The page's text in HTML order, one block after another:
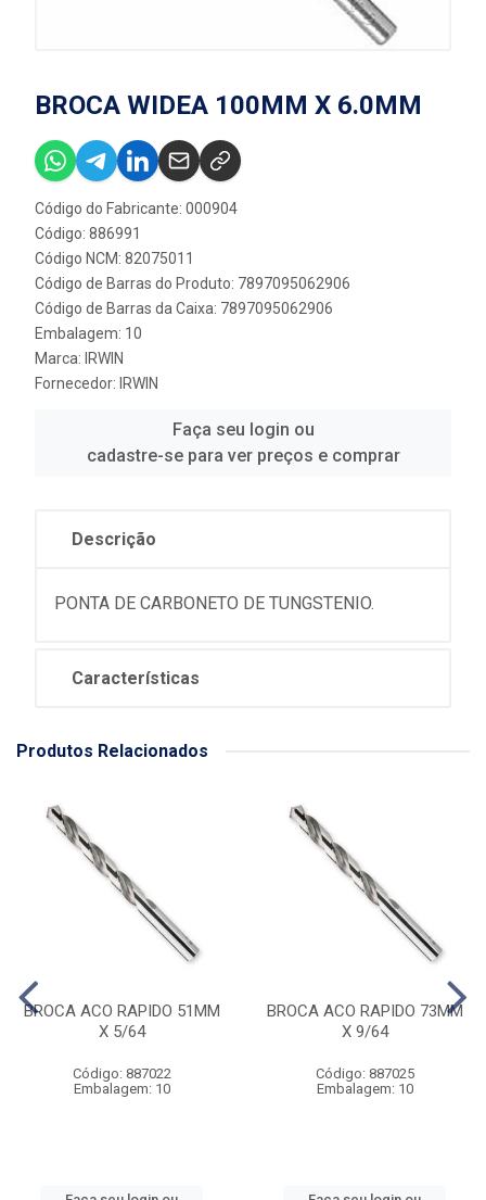
BROCA WIDEA 100MM X 6.0MM
Código do Fabricante: 000904
Código: 886991
Código NCM: 82075011
Código de Barras do Produto: 7897095062906
Código de Barras da Caixa: 7897095062906
Embalagem: 10
Marca: IRWIN
Fornecedor: IRWIN
Faça seu login ou
cadastre-se para ver preços e comprar
Descrição
PONTA DE CARBONETO DE TUNGSTENIO.
Características
Produtos Relacionados
BROCA ACO RAPIDO 51MM
X 5/64
Código: 887022
Embalagem: 10
BROCA ACO RAPIDO 73MM
X 9/64
Código: 887025
Embalagem: 10